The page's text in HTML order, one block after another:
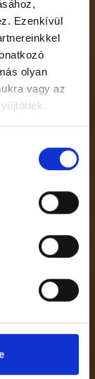
Ezenkívül
olyan
vagy az